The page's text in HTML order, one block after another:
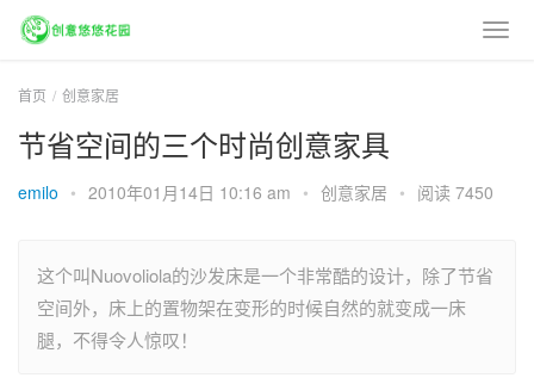
首页 创意家居
节省空间的三个时尚创意家具
emilo • 2010年01月14日 10:16 am • 创意家居 • 阅读 7450
这个叫Nuovoliola的沙发床是一个非常酷的设计，除了节省
空间外，床上的置物架在变形的时候自然的就变成一床
腿，不得令人惊叹！